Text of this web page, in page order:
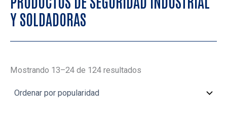
Y SOLDADORAS
Mostrando 13–24 de 124 resultados